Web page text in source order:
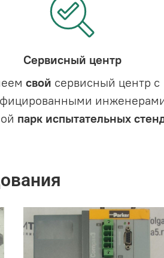
Сервисный центр
свой сервисный центр с
парк испытательных